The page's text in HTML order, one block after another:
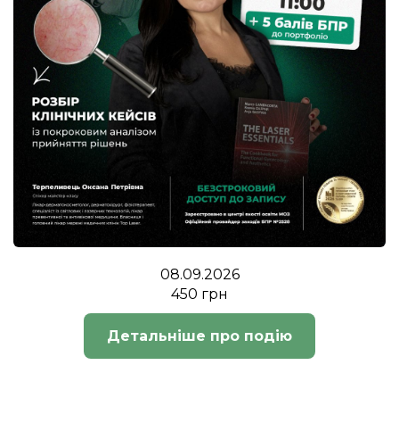
08.09.2026
450 грн
Детальніше про подію